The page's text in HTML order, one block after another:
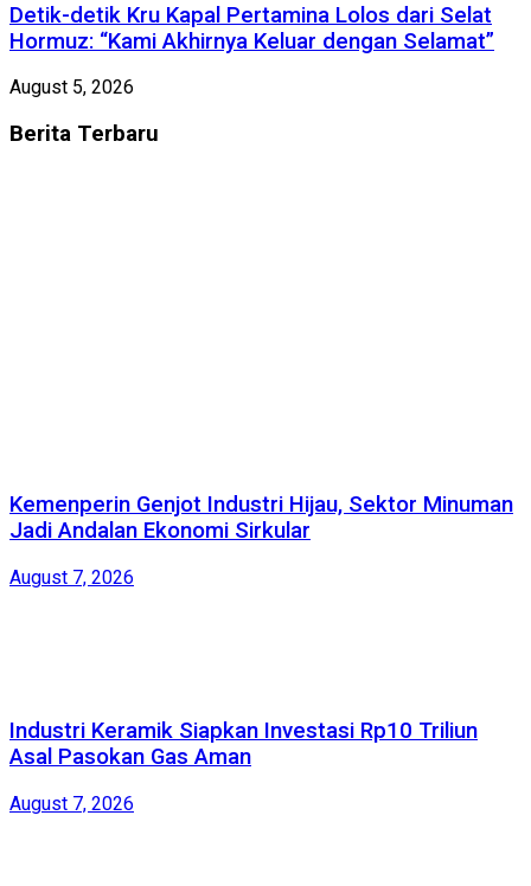
Detik-detik Kru Kapal Pertamina Lolos dari Selat
Hormuz: “Kami Akhirnya Keluar dengan Selamat”
August 5, 2026
Berita Terbaru
Kemenperin Genjot Industri Hijau, Sektor Minuman
Jadi Andalan Ekonomi Sirkular
August 7, 2026
Industri Keramik Siapkan Investasi Rp10 Triliun
Asal Pasokan Gas Aman
August 7, 2026